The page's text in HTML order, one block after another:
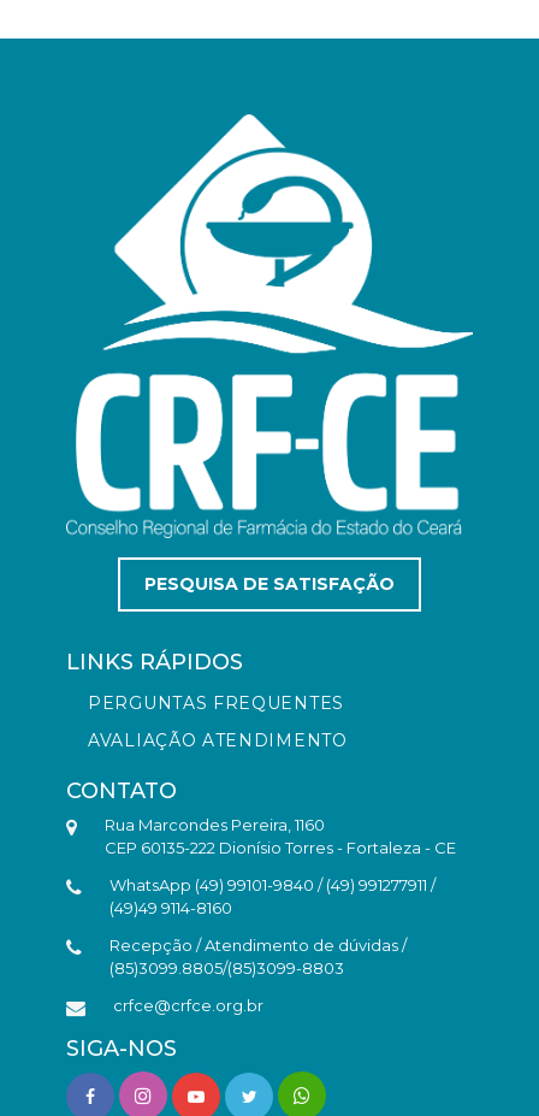
PESQUISA DE SATISFAÇÃO
LINKS RÁPIDOS
PERGUNTAS FREQUENTES
AVALIAÇÃO ATENDIMENTO
CONTATO
Rua Marcondes Pereira, 1160
CEP 60135-222 Dionísio Torres - Fortaleza - CE
WhatsApp (49) 99101-9840 / (49) 991277911 /
(49)49 9114-8160
Recepção / Atendimento de dúvidas /
(85)3099.8805/(85)3099-8803
crfce@crfce.org.br
SIGA-NOS